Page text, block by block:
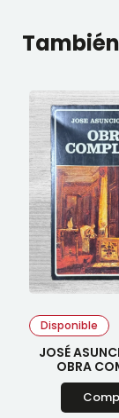
Disponible
JOSÉ
OBRA